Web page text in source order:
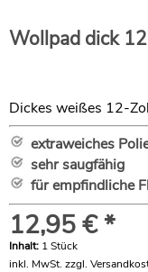
Wollpad dick
Dickes weißes 12-
extraweiches
sehr saugfähig
für empfindliche
12,95 € *
Inhalt: 1 Stück
inkl. MwSt. zzgl.